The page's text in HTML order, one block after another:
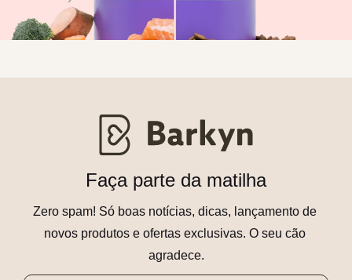
Faça parte da matilha
Zero spam! Só boas notícias, dicas, lançamento de
novos produtos e ofertas exclusivas. O seu cão
agradece.